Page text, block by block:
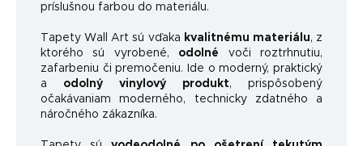
príslušnou farbou do materiálu.
Tapety Wall Art sú vďaka kvalitnému materiálu, z
ktorého sú vyrobené, odolné voči roztrhnutiu,
zafarbeniu či premočeniu. Ide o moderný, praktický
a odolný vinylový produkt, prispôsobený
očakávaniam moderného, ​​technicky zdatného a
náročného zákazníka.